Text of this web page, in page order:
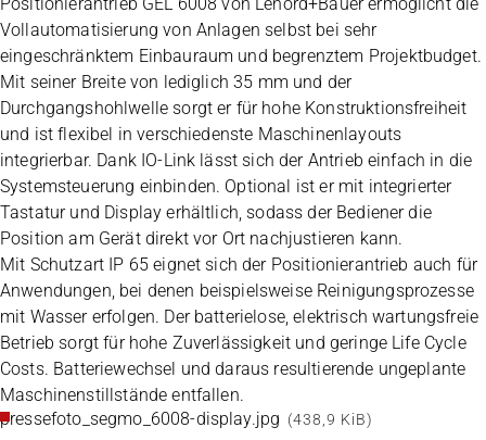
Vollautomatisierung von Anlagen selbst bei sehr
eingeschränktem Einbauraum und begrenztem Projektbudget.
Mit seiner Breite von lediglich 35 mm und der
Durchgangshohlwelle sorgt er für hohe Konstruktionsfreiheit
und ist flexibel in verschiedenste Maschinenlayouts
integrierbar. Dank IO-Link lässt sich der Antrieb einfach in die
Systemsteuerung einbinden. Optional ist er mit integrierter
Tastatur und Display erhältlich, sodass der Bediener die
Position am Gerät direkt vor Ort nachjustieren kann.
Mit Schutzart IP 65 eignet sich der Positionierantrieb auch für
Anwendungen, bei denen beispielsweise Reinigungsprozesse
mit Wasser erfolgen. Der batterielose, elektrisch wartungsfreie
Betrieb sorgt für hohe Zuverlässigkeit und geringe Life Cycle
Costs. Batteriewechsel und daraus resultierende ungeplante
Maschinenstillstände entfallen.
pressefoto_segmo_6008-display.jpg (438,9 KiB)